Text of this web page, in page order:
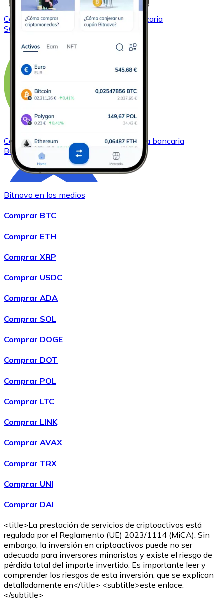
ComprarSolana
con transferencia bancaria
SOL
ComprarBitcoin Cashcon transferencia bancaria
BCH
ComprarChainlink
LINK
ComprarWrapped Bitcoin
ComprarAvalanche
Bitnovo en los medios
Comprar BTC
Comprar ETH
Comprar XRP
Comprar USDC
Comprar ADA
Comprar SOL
Comprar DOGE
Comprar DOT
Comprar POL
Comprar LTC
Comprar LINK
Comprar AVAX
Comprar TRX
Comprar UNI
Comprar DAI
<title>La prestación de servicios de criptoactivos está
regulada por el Reglamento (UE) 2023/1114 (MiCA). Sin
embargo, la inversión en criptoactivos puede no ser
adecuada para inversores minoristas y existe el riesgo de
pérdida total del importe invertido. Es importante leer y
comprender los riesgos de esta inversión, que se explican
detalladamente en</title> <subtitle>este enlace.
</subtitle>